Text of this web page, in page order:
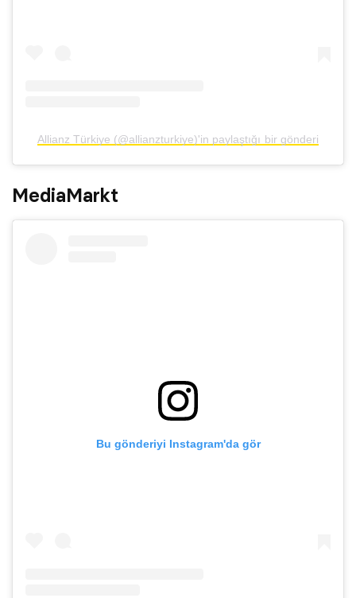
Allianz Türkiye (@allianzturkiye)'in paylaştığı bir gönderi
MediaMarkt
Bu gönderiyi Instagram'da gör